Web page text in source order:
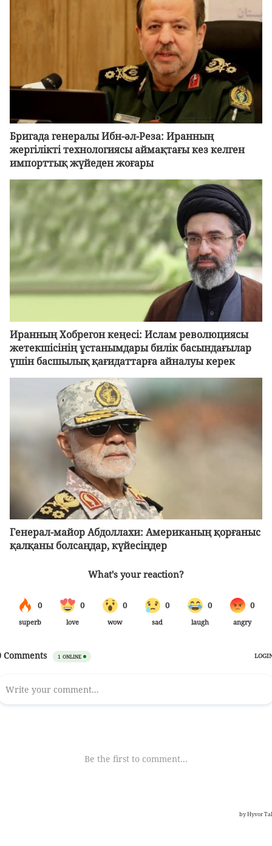
Бригада генералы Ибн-әл-Реза: Иранның
жергілікті технологиясы аймақтағы кез келген
импорттық жүйеден жоғары
Иранның Хобрегон кеңесі: Ислам революциясы
жетекшісінің ұстанымдары билік басындағылар
үшін басшылық қағидаттарға айналуы керек
Генерал-майор Абдоллахи: Американың қорғаныс
қалқаны болсаңдар, күйесіңдер